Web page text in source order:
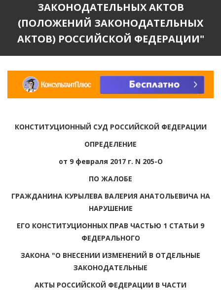
ЗАКОНОДАТЕЛЬНЫХ АКТОВ
(ПОЛОЖЕНИЙ ЗАКОНОДАТЕЛЬНЫХ
АКТОВ) РОССИЙСКОЙ ФЕДЕРАЦИИ"
КОНСТИТУЦИОННЫЙ СУД РОССИЙСКОЙ ФЕДЕРАЦИИ
ОПРЕДЕЛЕНИЕ
от 9 февраля 2017 г. N 205-О
ПО ЖАЛОБЕ
ГРАЖДАНИНА КУРЫЛЕВА ВАЛЕРИЯ АНАТОЛЬЕВИЧА НА
НАРУШЕНИЕ
ЕГО КОНСТИТУЦИОННЫХ ПРАВ ЧАСТЬЮ 1 СТАТЬИ 9
ФЕДЕРАЛЬНОГО
ЗАКОНА "О ВНЕСЕНИИ ИЗМЕНЕНИЙ В ОТДЕЛЬНЫЕ
ЗАКОНОДАТЕЛЬНЫЕ
АКТЫ РОССИЙСКОЙ ФЕДЕРАЦИИ В ЧАСТИ